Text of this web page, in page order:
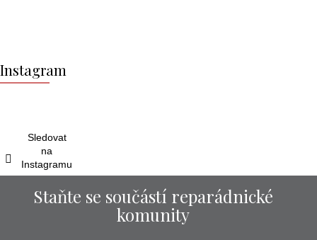
á
p
Instagram
Sledovat
na
Instagramu
Staňte se součástí reparádnické
komunity